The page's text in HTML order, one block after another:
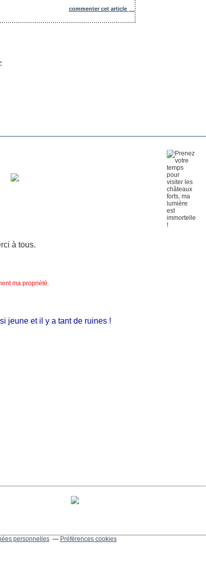
commenter cet article
à tous.
ma propriété.
et il y a tant de ruines !
personnelles Préférences cookies